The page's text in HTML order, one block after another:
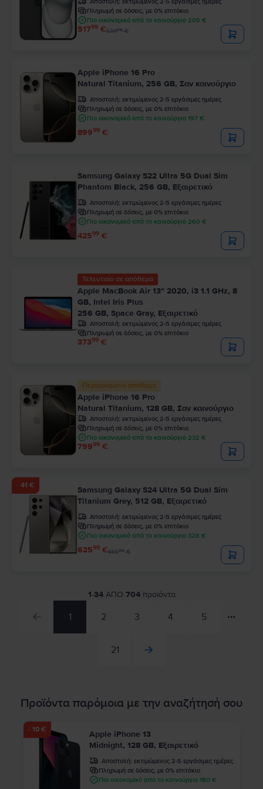
Πληρωμή σε δόσεις, με 0% επιτόκιο
Πιο οικονομικό από το καινούργιο 205 €
51799 €53999€
Apple iPhone 16 Pro
Natural Titanium, 256 GB, Σαν καινούργιο
Αποστολή: εκτιμώμενος 2-5 εργάσιμες ημέρες
Πληρωμή σε δόσεις, με 0% επιτόκιο
Πιο οικονομικό από το καινούργιο 197 €
89999 €
Samsung Galaxy S22 Ultra 5G Dual Sim
Phantom Black, 256 GB, Εξαιρετικό
Αποστολή: εκτιμώμενος 2-5 εργάσιμες ημέρες
Πληρωμή σε δόσεις, με 0% επιτόκιο
Πιο οικονομικό από το καινούργιο 260 €
42599 €
Τελευταίο σε απόθεμα
Apple MacBook Air 13″ 2020, i3 1.1 GHz, 8
GB, Intel Iris Plus
256 GB, Space Gray, Εξαιρετικό
Αποστολή: εκτιμώμενος 2-5 εργάσιμες ημέρες
Πληρωμή σε δόσεις, με 0% επιτόκιο
37399 €
Περιορισμένο απόθεμα
Apple iPhone 16 Pro
Natural Titanium, 128 GB, Σαν καινούργιο
Αποστολή: εκτιμώμενος 2-5 εργάσιμες ημέρες
Πληρωμή σε δόσεις, με 0% επιτόκιο
Πιο οικονομικό από το καινούργιο 232 €
79999 €
- 41 €
Samsung Galaxy S24 Ultra 5G Dual Sim
Titanium Grey, 512 GB, Εξαιρετικό
Αποστολή: εκτιμώμενος 2-5 εργάσιμες ημέρες
Πληρωμή σε δόσεις, με 0% επιτόκιο
Πιο οικονομικό από το καινούργιο 328 €
62599 €66699€
1-34 ΑΠΟ 704 προϊόντα
1 2 3 4 5
21
Προϊόντα παρόμοια με την αναζήτησή σου
- 10 €
Apple iPhone 13
Midnight, 128 GB, Εξαιρετικό
Αποστολή: εκτιμώμενος 2-5 εργάσιμες ημέρες
Πληρωμή σε δόσεις, με 0% επιτόκιο
Πιο οικονομικό από το καινούργιο 180 €